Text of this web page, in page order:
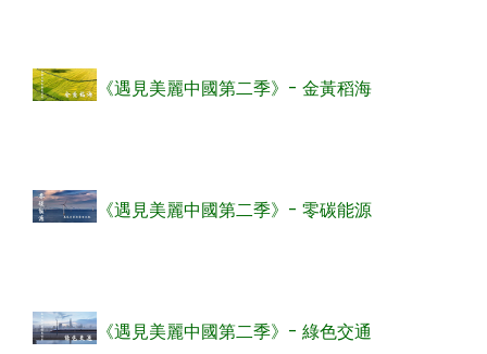
《遇見美麗中國第二季》- 金黃稻海
《遇見美麗中國第二季》- 零碳能源
《遇見美麗中國第二季》- 綠色交通